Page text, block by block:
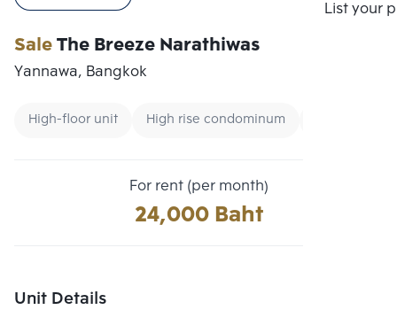
List your
SaleThe Breeze Narathiwas
Yannawa, Bangkok
High-floor unit High rise condominum
For rent (per month)
24,000 Baht
Unit Details